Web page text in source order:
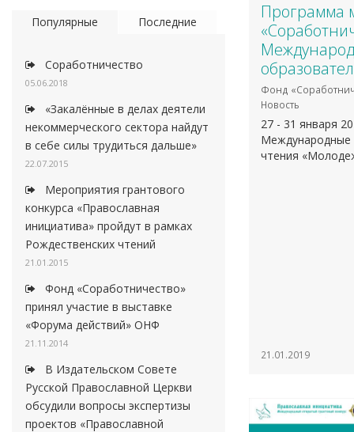
Популярные Последние
Соработничество
05.06.2018
«Закалённые в делах деятели
некоммерческого сектора найдут
в себе силы трудиться дальше»
22.07.2015
Мероприятия грантового
конкурса «Православная
инициатива» пройдут в рамках
Рождественских чтений
21.01.2015
Фонд «Соработничество»
принял участие в выставке
«Форума действий» ОНФ
21.11.2014
В Издательском Совете
Русской Православной Церкви
обсудили вопросы экспертизы
проектов «Православной
Программа
Фонд
Новость
27 - 31 января
Международные
чтения
21.01.2019